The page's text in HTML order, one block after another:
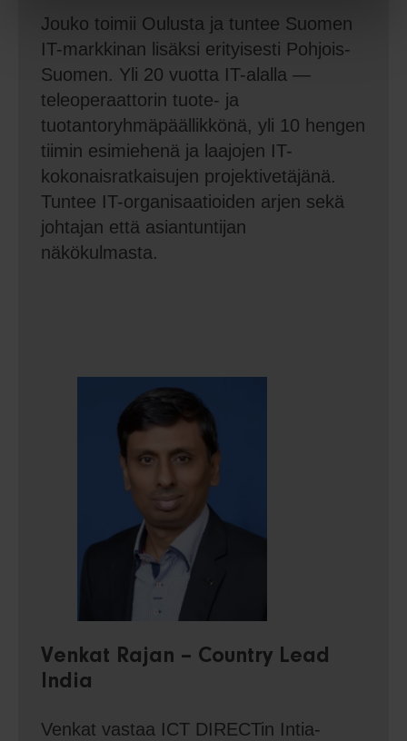
Jouko toimii Oulusta ja tuntee Suomen
IT-markkinan lisäksi erityisesti Pohjois-
Suomen. Yli 20 vuotta IT-alalla —
teleoperaattorin tuote- ja
tuotantoryhmäpäällikkönä, yli 10 hengen
tiimin esimiehenä ja laajojen IT-
kokonaisratkaisujen projektivetäjänä.
Tuntee IT-organisaatioiden arjen sekä
johtajan että asiantuntijan
näkökulmasta.
Venkat Rajan – Country Lead
India
Venkat vastaa ICT DIRECTin Intia-